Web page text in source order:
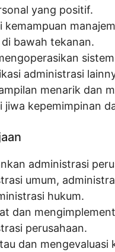
yang positif.
kemampuan
bawah tekanan.
administrasi
menarik dan
jiwa kepemimpinan
administrasi
umum,
hukum.
dan
perusahaan.
dan mengevaluasi